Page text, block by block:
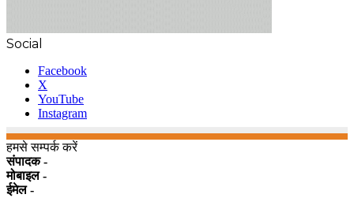
Social
Facebook
X
YouTube
Instagram
हमसे सम्पर्क करें
संपादक -
मोबाइल -
ईमेल -